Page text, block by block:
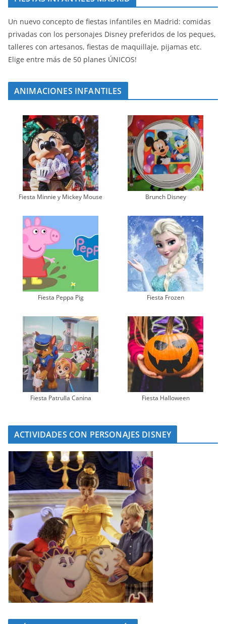
Un nuevo concepto de fiestas infantiles en Madrid: comidas
privadas con los personajes Disney preferidos de los peques,
talleres con artesanos, fiestas de maquillaje, pijamas etc.
Elige entre más de 50 planes ÚNICOS!
ANIMACIONES INFANTILES
Fiesta Minnie y Mickey Mouse Brunch Disney
Fiesta Peppa Pig Fiesta Frozen
Fiesta Patrulla Canina Fiesta Halloween
ACTIVIDADES CON PERSONAJES DISNEY